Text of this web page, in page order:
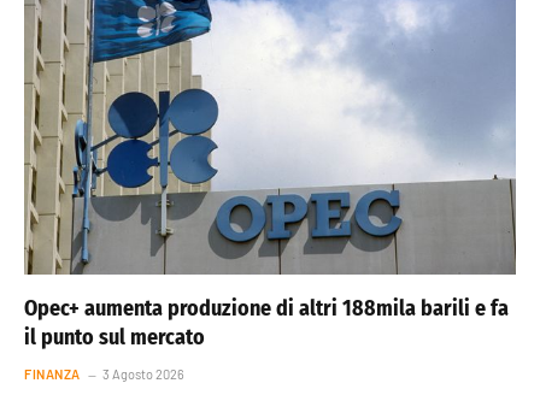
Opec+ aumenta produzione di altri 188mila barili e fa
il punto sul mercato
FINANZA 3 Agosto 2026